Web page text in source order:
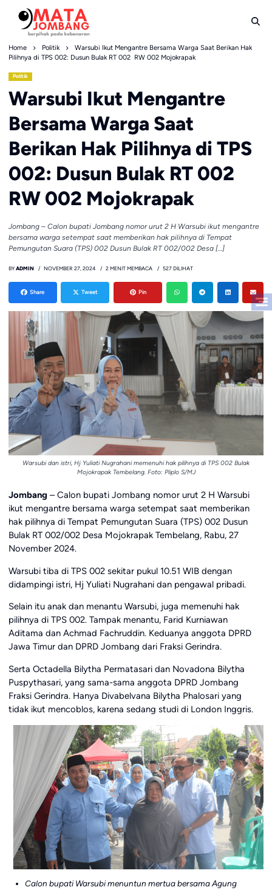
content
Home Politik
Warsubi Ikut Mengantre Bersama Warga Saat Berikan Hak
Pilihnya di TPS 002: Dusun Bulak RT 002 RW 002 Mojokrapak
Politik
Warsubi Ikut Mengantre
Bersama Warga Saat
Berikan Hak Pilihnya di TPS
002: Dusun Bulak RT 002
RW 002 Mojokrapak
Jombang – Calon bupati Jombang nomor urut 2 H Warsubi ikut mengantre
bersama warga setempat saat memberikan hak pilihnya di Tempat
Pemungutan Suara (TPS) 002 Dusun Bulak RT 002/002 Desa […]
BY ADMIN NOVEMBER 27, 2024 2 MENIT MEMBACA 527 DILIHAT
Share Tweet Pin
Warsubi dan istri, Hj Yuliati Nugrahani memenuhi hak pilihnya di TPS 002 Bulak
Mojokrapak Tembelang. Foto: Pliplo S/MJ
Jombang – Calon bupati Jombang nomor urut 2 H Warsubi
ikut mengantre bersama warga setempat saat memberikan
hak pilihnya di Tempat Pemungutan Suara (TPS) 002 Dusun
Bulak RT 002/002 Desa Mojokrapak Tembelang, Rabu, 27
November 2024.
Warsubi tiba di TPS 002 sekitar pukul 10.51 WIB dengan
didampingi istri, Hj Yuliati Nugrahani dan pengawal pribadi.
Selain itu anak dan menantu Warsubi, juga memenuhi hak
pilihnya di TPS 002. Tampak menantu, Farid Kurniawan
Aditama dan Achmad Fachruddin. Keduanya anggota DPRD
Jawa Timur dan DPRD Jombang dari Fraksi Gerindra.
Serta Octadella Bilytha Permatasari dan Novadona Bilytha
Puspythasari, yang sama-sama anggota DPRD Jombang
Fraksi Gerindra. Hanya Divabelvana Bilytha Phalosari yang
tidak ikut mencoblos, karena sedang studi di London Inggris.
Calon bupati Warsubi menuntun mertua bersama Agung